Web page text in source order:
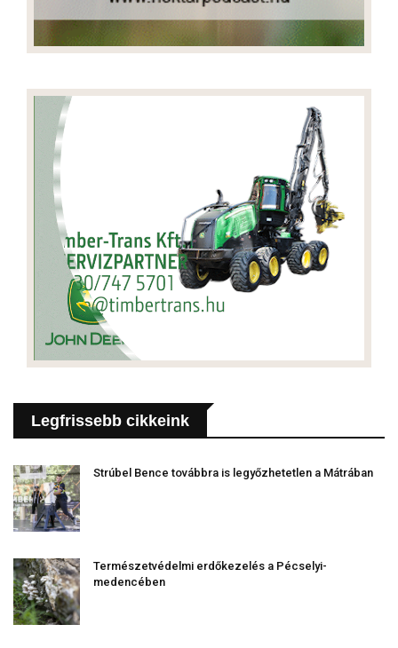
Legfrissebb cikkeink
Strúbel Bence továbbra is legyőzhetetlen a Mátrában
Természetvédelmi erdőkezelés a Pécselyi-
medencében